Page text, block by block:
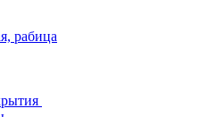
рабица